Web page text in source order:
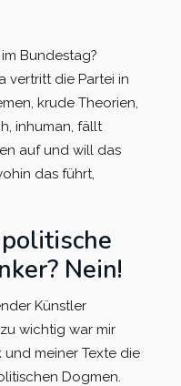
im Bundestag?
vertritt die Partei in
krude Theorien,
inhuman, fällt
auf und will das
das führt,
Nein!
Künstler
wichtig war mir
und meiner Texte die
Dogmen.